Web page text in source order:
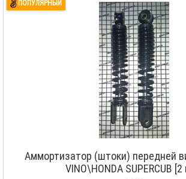
ПОПУЛЯРНЫЙ
Аммортизатор (штоки) передней
VINO\HONDA SUPERCUB